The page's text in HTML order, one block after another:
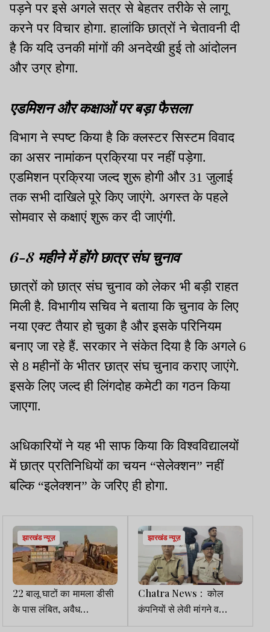
पड़ने पर इसे अगले सत्र से बेहतर तरीके से लागू
करने पर विचार होगा. हालांकि छात्रों ने चेतावनी दी
है कि यदि उनकी मांगों की अनदेखी हुई तो आंदोलन
और उग्र होगा.
एडमिशन और कक्षाओं पर बड़ा फैसला
विभाग ने स्पष्ट किया है कि क्लस्टर सिस्टम विवाद
का असर नामांकन प्रक्रिया पर नहीं पड़ेगा.
एडमिशन प्रक्रिया जल्द शुरू होगी और 31 जुलाई
तक सभी दाखिले पूरे किए जाएंगे. अगस्त के पहले
सोमवार से कक्षाएं शुरू कर दी जाएंगी.
6-8 महीने में होंगे छात्र संघ चुनाव
छात्रों को छात्र संघ चुनाव को लेकर भी बड़ी राहत
मिली है. विभागीय सचिव ने बताया कि चुनाव के लिए
नया एक्ट तैयार हो चुका है और इसके परिनियम
बनाए जा रहे हैं. सरकार ने संकेत दिया है कि अगले 6
से 8 महीनों के भीतर छात्र संघ चुनाव कराए जाएंगे.
इसके लिए जल्द ही लिंगदोह कमेटी का गठन किया
जाएगा.
अधिकारियों ने यह भी साफ किया कि विश्वविद्यालयों
में छात्र प्रतिनिधियों का चयन “सेलेक्शन” नहीं
बल्कि “इलेक्शन” के जरिए ही होगा.
झारखंड न्यूज़
22 बालू घाटों का मामला डीसी
के पास लंबित, अवैध
कारोबारियों की हुई चांदी
झारखंड न्यूज़
Chatra News : कोल
कंपनियों से लेवी मांगने व
आगजनी मामले में JJMP का